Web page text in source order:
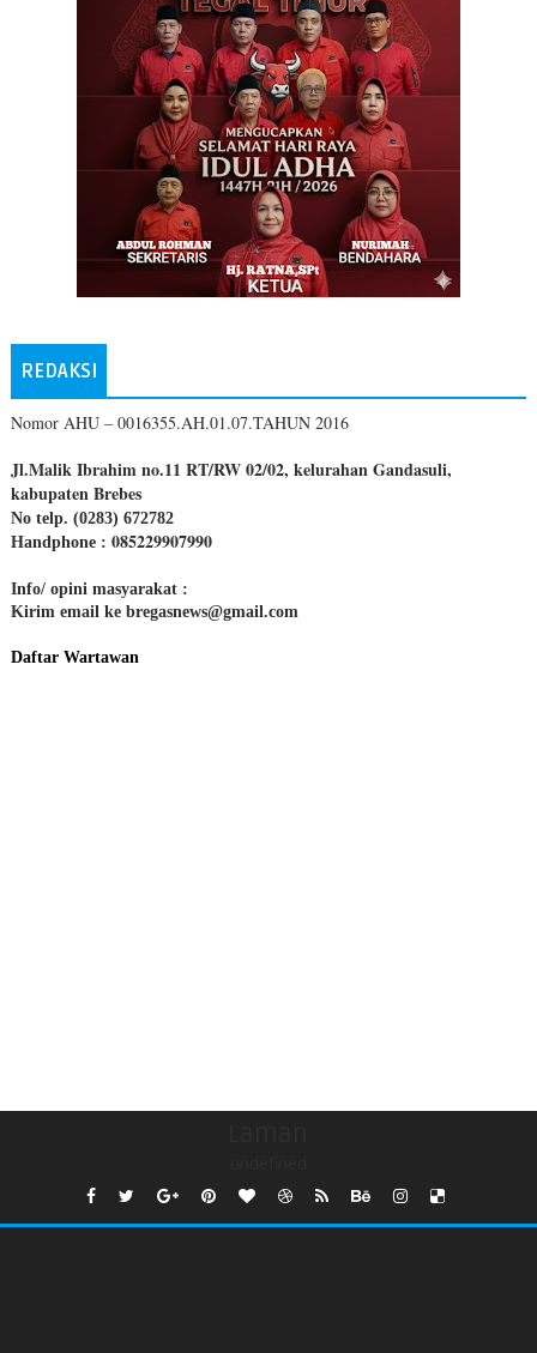
REDAKSI
Nomor AHU – 0016355.AH.01.07.TAHUN 2016
Jl.Malik Ibrahim no.11 RT/RW 02/02, kelurahan Gandasuli,
kabupaten Brebes
No telp. (0283) 672782
Handphone : 085229907990
Info/ opini masyarakat :
Kirim email ke bregasnews@gmail.com
Daftar Wartawan